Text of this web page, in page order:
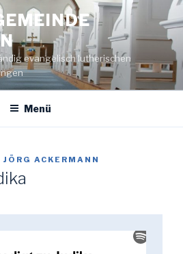
evangelisch lutherischen
Menü
JÖRG ACKERMANN